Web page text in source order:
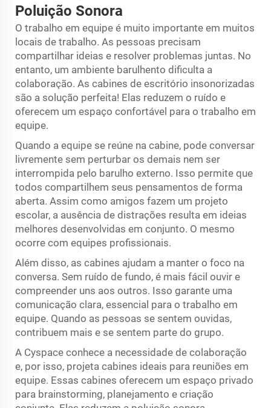
Poluição Sonora
O trabalho em equipe é muito importante em muitos
locais de trabalho. As pessoas precisam
compartilhar ideias e resolver problemas juntas. No
entanto, um ambiente barulhento dificulta a
colaboração. As cabines de escritório insonorizadas
são a solução perfeita! Elas reduzem o ruído e
oferecem um espaço confortável para o trabalho em
equipe.
Quando a equipe se reúne na cabine, pode conversar
livremente sem perturbar os demais nem ser
interrompida pelo barulho externo. Isso permite que
todos compartilhem seus pensamentos de forma
aberta. Assim como amigos fazem um projeto
escolar, a ausência de distrações resulta em ideias
melhores desenvolvidas em conjunto. O mesmo
ocorre com equipes profissionais.
Além disso, as cabines ajudam a manter o foco na
conversa. Sem ruído de fundo, é mais fácil ouvir e
compreender uns aos outros. Isso garante uma
comunicação clara, essencial para o trabalho em
equipe. Quando as pessoas se sentem ouvidas,
contribuem mais e se sentem parte do grupo.
A Cyspace conhece a necessidade de colaboração
e, por isso, projeta cabines ideais para reuniões em
equipe. Essas cabines oferecem um espaço privado
para brainstorming, planejamento e criação